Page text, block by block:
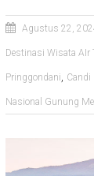
o
Agustus 22,
Destinasi Wisata AIr
Pringgondani, Candi
Nasional Gunung